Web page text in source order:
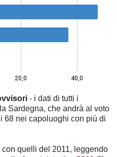
- i dati di tutti i
Sardegna, che andrà al voto
68 nei capoluoghi con più di
quelli del 2011, leggendo